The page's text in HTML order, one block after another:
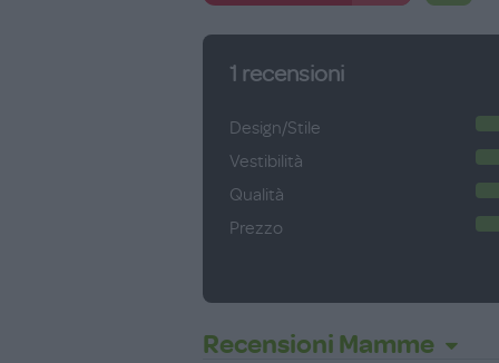
1 recensioni
Design/Stile
Vestibilità
Qualità
Prezzo
Recensioni Mamme